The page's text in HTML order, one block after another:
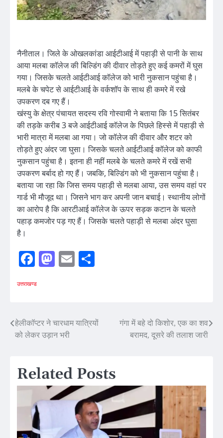
नैनीताल। जिले के ओखलकांडा आईटीआई में पहाड़ी से पानी के साथ
आया मलबा कॉलेज की बिल्डिंग की दीवार तोड़ते हुए कई कमरों में घुस
गया। जिसके चलते आईटीआई कॉलेज को भारी नुकसान पहुंचा है।
मलबे के चपेट से आईटीआई के वर्कशॉप के साथ ही कमरे में रखे
उपकरण दब गए हैं।
खंस्यु के क्षेत्र पंचायत सदस्य रवि गोस्वामी ने बताया कि 15 सितंबर
की तड़के करीब 3 बजे आईटीआई कॉलेज के पिछले हिस्से में पहाड़ी से
भारी मात्रा में मलबा आ गया। जो कॉलेज की दीवार और शटर को
तोड़ते हुए अंदर जा घुसा। जिसके चलते आईटीआई कॉलेज को काफी
नुकसान पहुंचा है। इतना ही नहीं मलबे के चलते कमरे में रखें सभी
उपकरण बर्बाद हो गए हैं। जबकि, बिल्डिंग को भी नुकसान पहुंचा है।
बताया जा रहा कि जिस समय पहाड़ी से मलबा आया, उस समय वहां पर
गार्ड भी मौजूद था। जिसने भाग कर अपनी जान बचाई। स्थानीय लोगों
का आरोप है कि आरटीआई कॉलेज के ऊपर सड़क कटान के चलते
पहाड़ कमजोर पड़ गए हैं। जिसके चलते पहाड़ी से मलबा अंदर घुसा
है।
Facebook
Mastodon
Email
उत्तराखण्ड
Post
navigation
हेलीकाॅप्टर ने चारधाम यात्रियों
को लेकर उड़ान भरी
गंगा में बहे दो किशोर, एक का शव
बरामद, दूसरे की तलाश जारी
Related Posts